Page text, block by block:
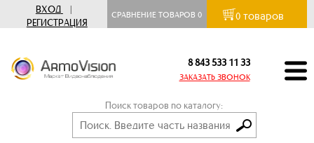
ВХОД
|
РЕГИСТРАЦИЯ
СРАВНЕНИЕ ТОВАРОВ0 0 товаров
8 843 533 11 33
ЗАКАЗАТЬ ЗВОНОК
Поиск товаров по каталогу: